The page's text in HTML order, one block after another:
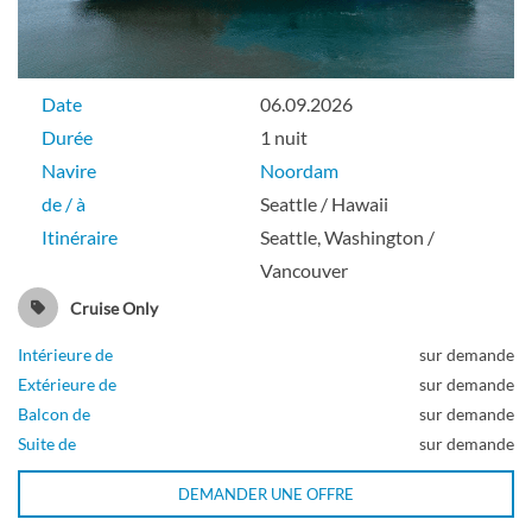
Extérieure
Grande cabine avec vue sur océan (vue
totalement obstruée)-[H]
Pont Promenade supérieur
Extérieure
Grande cabine avec vue sur océan (vue
Date
06.09.2026
Durée
1 nuit
Navire
Noordam
de / à
Seattle / Hawaii
Itinéraire
Seattle, Washington /
Vancouver
Cruise Only
Intérieure de
sur demande
Extérieure de
sur demande
Balcon de
sur demande
Suite de
sur demande
DEMANDER UNE OFFRE